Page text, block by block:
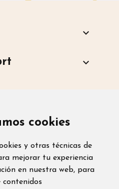
cookies
y otras técnicas de
mejorar tu experiencia
en nuestra web, para

